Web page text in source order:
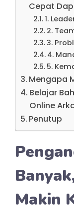
Cepat
1.
2.
3.
4.
5.
Mengapa
Belajar
Online
Penutup
Makin